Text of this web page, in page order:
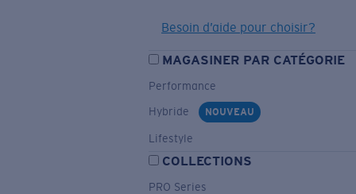
Besoin d’aide pour choisir?
MAGASINER PAR CATÉGORIE
Performance
Hybride
NOUVEAU
Lifestyle
COLLECTIONS
PRO Series